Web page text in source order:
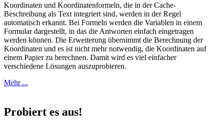
Koordinaten und Koordinatenformeln, die in der Cache-
Beschreibung als Text integriert sind, werden in der Regel
automatisch erkannt. Bei Formeln werden die Variablen in einem
Formular dargestellt, in das die Antworten einfach eingetragen
werden können. Die Erweiterung übernimmt die Berechnung der
Koordinaten und es ist nicht mehr notwendig, die Koordinaten auf
einem Papier zu berechnen. Damit wird es viel einfacher
verschiedene Lösungen auszuprobieren.
Mehr ...
Probiert es aus!